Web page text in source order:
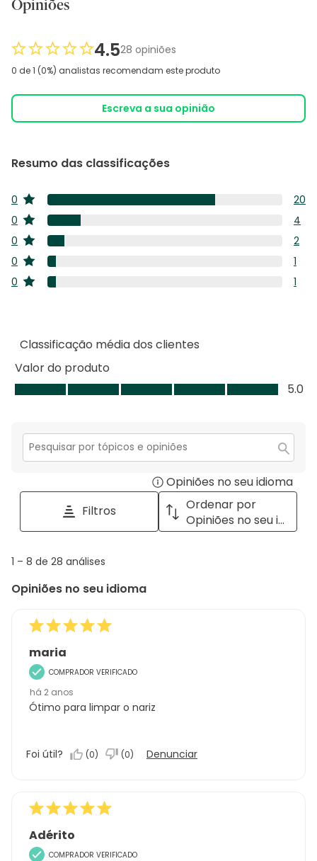
Opiniões
Resumo das classificações
0
estrelas
20
20
com
5
0
estrelas
4
4
com
4
0
estrelas
2
2
com
0
estrelas
1
1
0
estrelas
1
4.528 opiniões
0 de 1 (0%) analistas recomendam este produto
Escreva a sua opinião
Classificação média dos clientes
Valor do produto
Valor
5.0
em
5.0
Secção
Opiniões no seu idioma
a
with
Filtros
Ordenar por
Opiniões no seu idioma
1
8
análises
1 – 8 de 28 análises
Opiniões no seu idioma
maria
COMPRADOR VERIFICADO
há 2 anos
Ótimo para limpar o nariz
Foi útil? (0) (0) Denunciar
Adérito
COMPRADOR VERIFICADO